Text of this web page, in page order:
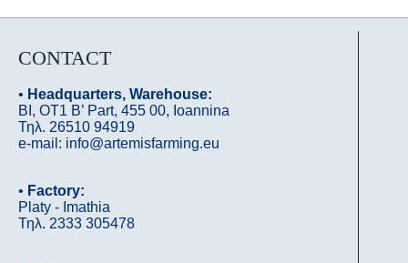
CONTACT
• Headquarters, Warehouse:
ΒΙ, OΤ1 B’ Part, 455 00, Ioannina
Τηλ. 26510 94919
e-mail: info@artemisfarming.eu
• Factory:
Platy - Imathia
Τηλ. 2333 305478